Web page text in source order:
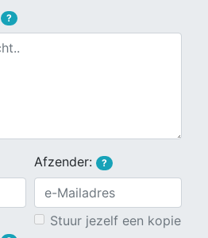
?
Afzender: ?
Stuur jezelf een kopie